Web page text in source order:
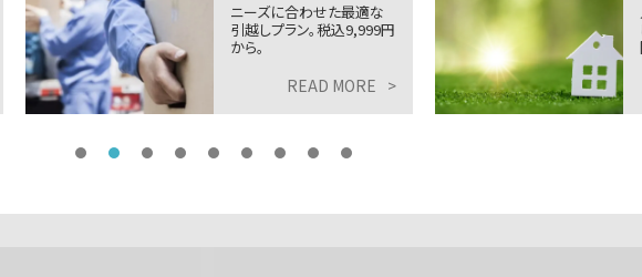
ニーズに合わせた最適な
引越しプラン。税込9,999円
から。
READ MORE
人に、環境に、家計にやさ
しく省エネで快適な住空
間。
READ MORE